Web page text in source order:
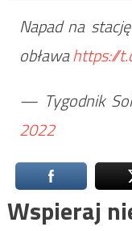
Napad na
obławahttps://
— Tygodnik
2022
Wspieraj